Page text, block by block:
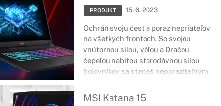
PRODUKT 15. 6. 2023
Ochráň svoju česť a poraz nepriateľov
na všetkých frontoch. So svojou
vnútornou silou, vôľou a Dračou
čepeľou nabitou starodávnou silou
bojovníkov sa staneš neporaziteľným.
legendárnou zbraňou - Katana 17.
MSI Katana 15